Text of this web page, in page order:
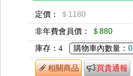
定價： ＄1180
非年費會員價： ＄880
庫存：4 購物車內數量：0
相關商品 買貴通報